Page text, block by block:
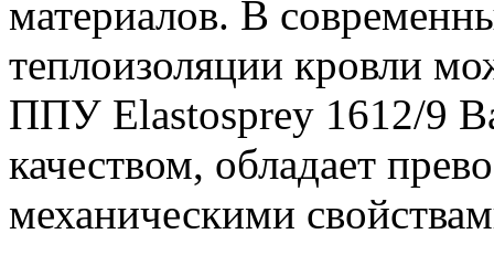
материалов. В
теплоизоляции кровли
ППУ Elastosprey 1612/9
качеством, обладает
механическими